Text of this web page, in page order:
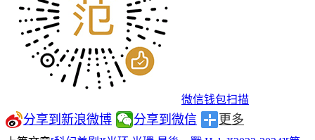
微信钱包扫描
分享到新浪微博 分享到微信 更多